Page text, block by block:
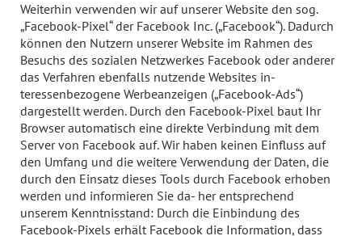
Weiterhin verwenden wir auf unserer Website den sog.
„Facebook-Pixel“ der Facebook Inc. („Facebook“). Dadurch
können den Nutzern unserer Website im Rahmen des
Besuchs des sozialen Netzwerkes Facebook oder anderer
das Verfahren ebenfalls nutzende Websites in-
teressenbezogene Werbeanzeigen („Facebook-Ads“)
dargestellt werden. Durch den Facebook-Pixel baut Ihr
Browser automatisch eine direkte Verbindung mit dem
Server von Facebook auf. Wir haben keinen Einfluss auf
den Umfang und die weitere Verwendung der Daten, die
durch den Einsatz dieses Tools durch Facebook erhoben
werden und informieren Sie da- her entsprechend
unserem Kenntnisstand: Durch die Einbindung des
Facebook-Pixels erhält Facebook die Information, dass